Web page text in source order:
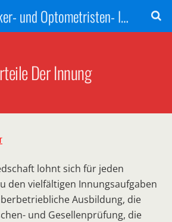
Augenoptiker- und Optometristen- Innung des Landes Thüringen
Der Innung
lohnt sich für jeden
den vielfältigen Innungsaufgaben
Ausbildung, die
und Gesellenprüfung, die